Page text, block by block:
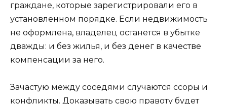
граждане, которые зарегистрировали его в
установленном порядке. Если недвижимость
не оформлена, владелец останется в убытке
дважды: и без жилья, и без денег в качестве
компенсации за него.
Зачастую между соседями случаются ссоры и
конфликты. Доказывать свою правоту будет